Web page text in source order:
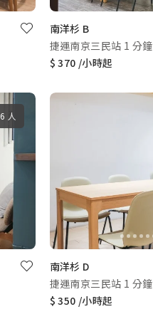
南洋杉 B
捷運南京三民站 1 分鐘
$ 370 /小時起
6 人
南洋杉 D
捷運南京三民站 1 分鐘
$ 350 /小時起